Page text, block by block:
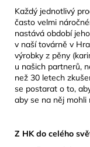
Každý jednotlivý
často velmi
nastává období
v naší továrně v
výrobky z pěny
u našich partnerů,
než 30 letech
se postarat o to,
aby se na něj mohli
Z HK do celého